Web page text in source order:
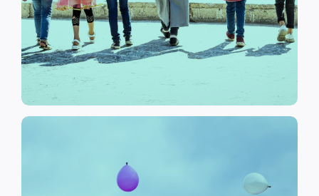
التعليم
نهدف إلى توفير مناهج التعليم غير
الحماية